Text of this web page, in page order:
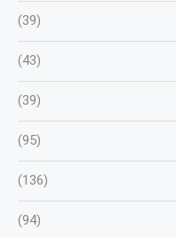
(39)
(43)
(39)
(95)
(136)
(94)